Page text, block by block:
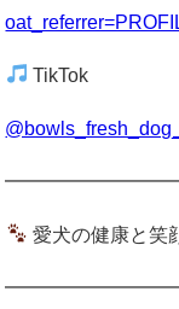
TikTok
愛犬の健康と笑